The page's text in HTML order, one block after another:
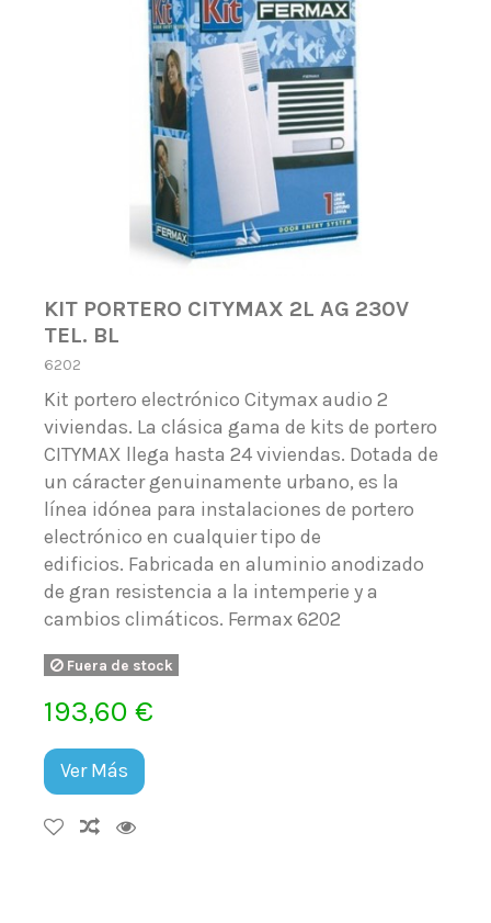
KIT PORTERO CITYMAX 2L AG 230V
TEL. BL
6202
Kit portero electrónico Citymax audio 2
viviendas. La clásica gama de kits de portero
CITYMAX llega hasta 24 viviendas. Dotada de
un cáracter genuinamente urbano, es la
línea idónea para instalaciones de portero
electrónico en cualquier tipo de
edificios. Fabricada en aluminio anodizado
de gran resistencia a la intemperie y a
cambios climáticos. Fermax 6202
Fuera de stock
193,60 €
Ver Más